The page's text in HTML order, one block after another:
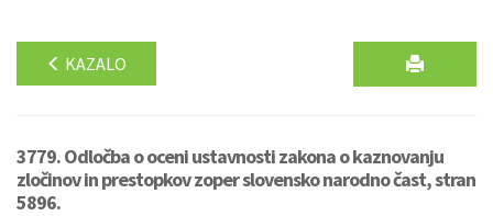
KAZALO
3779. Odločba o oceni ustavnosti zakona o kaznovanju
zločinov in prestopkov zoper slovensko narodno čast, stran
5896.